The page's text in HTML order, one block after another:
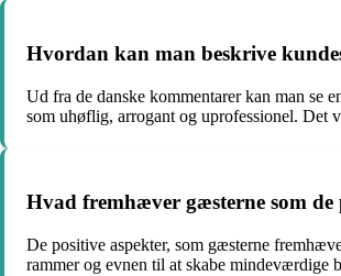
Hvordan kan man beskrive
Ud fra de danske kommentarer kan man se
som uhøflig, arrogant og uprofessionel. Det
Hvad fremhæver gæsterne som de
De positive aspekter, som gæsterne
rammer og evnen til at skabe mindeværdige